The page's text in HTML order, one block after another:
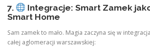
7.
Integracje: Smart Zamek
Smart Home
Sam zamek to mało. Magia zaczyna się w
całej aglomeracji warszawskiej: